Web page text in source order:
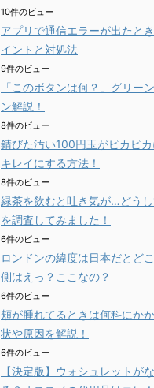
10件のビュー
アプリで通信エラーが出たと
イントと対処法
9件のビュー
「このボタンは何？」グリー
ン解説！
8件のビュー
錆びた汚い100円玉がピカピ
キレイにする方法！
8件のビュー
緑茶を飲むと吐き気が…どう
を調査してみました！
6件のビュー
ロンドンの緯度は日本だとど
側はえっ？ここなの？
6件のビュー
頬が腫れてるときは何科にか
状や原因を解説！
6件のビュー
【決定版】ウォシュレットが